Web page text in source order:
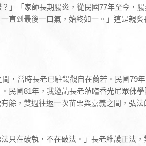
」「家師長期腸炎，從民國77年至今，
直到最後一口氣，始終如一。」這是親
，當時長老已駐鍚觀自在蘭若。民國79
民國81年，我邀請長老蒞臨香光尼眾佛
餘，雙週往返一次苗栗與嘉義之間，弘法
只在破執，不在破法。」長老維護正法，